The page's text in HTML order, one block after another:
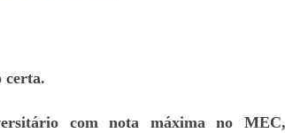
certa.
com nota máxima no MEC,